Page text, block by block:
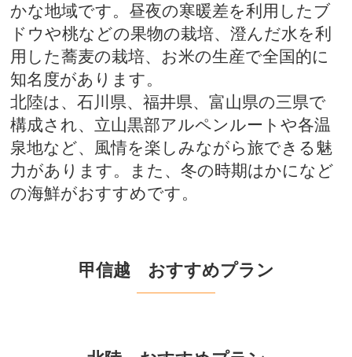
かな地域です。昼夜の寒暖差を利用したブ
ドウや桃などの果物の栽培、澄んだ水を利
用した蕎麦の栽培、お米の生産で全国的に
知名度があります。
北陸は、石川県、福井県、富山県の三県で
構成され、立山黒部アルペンルートや各温
泉地など、風情を楽しみながら旅できる魅
力があります。また、冬の時期はかになど
の海鮮がおすすめです。
甲信越 おすすめプラン